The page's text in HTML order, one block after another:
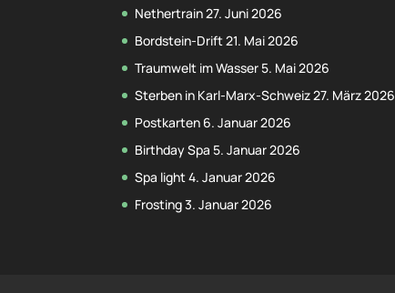
Nethertrain27. Juni 2026
Bordstein-Drift21. Mai 2026
Traumwelt im Wasser 5. Mai 2026
Sterben in Karl-Marx-Schweiz27. März 2026
Postkarten 6. Januar 2026
Birthday Spa 5. Januar 2026
Spa light4. Januar 2026
Frosting3. Januar 2026